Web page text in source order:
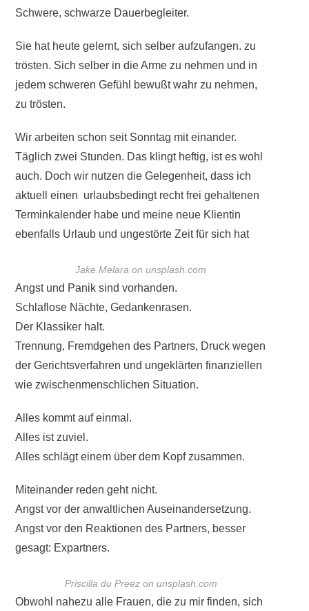
Schwere, schwarze Dauerbegleiter.
Sie hat heute gelernt, sich selber aufzufangen. zu
trösten. Sich selber in die Arme zu nehmen und in
jedem schweren Gefühl bewußt wahr zu nehmen,
zu trösten.
Wir arbeiten schon seit Sonntag mit einander.
Täglich zwei Stunden. Das klingt heftig, ist es wohl
auch. Doch wir nutzen die Gelegenheit, dass ich
aktuell einen urlaubsbedingt recht frei gehaltenen
Terminkalender habe und meine neue Klientin
ebenfalls Urlaub und ungestörte Zeit für sich hat
Jake Melara on unsplash.com
Angst und Panik sind vorhanden.
Schlaflose Nächte, Gedankenrasen.
Der Klassiker halt.
Trennung, Fremdgehen des Partners, Druck wegen
der Gerichtsverfahren und ungeklärten finanziellen
wie zwischenmenschlichen Situation.
Alles kommt auf einmal.
Alles ist zuviel.
Alles schlägt einem über dem Kopf zusammen.
Miteinander reden geht nicht.
Angst vor der anwaltlichen Auseinandersetzung.
Angst vor den Reaktionen des Partners, besser
gesagt: Expartners.
Priscilla du Preez on unsplash.com
Obwohl nahezu alle Frauen, die zu mir finden, sich